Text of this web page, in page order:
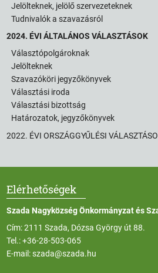
Jelölteknek, jelölő szervezeteknek
Tudnivalók a szavazásról
2024. ÉVI ÁLTALÁNOS VÁLASZTÁSOK
Választópolgároknak
Jelölteknek
Szavazóköri jegyzőkönyvek
Választási iroda
Választási bizottság
Határozatok, jegyzőkönyvek
2022. ÉVI ORSZÁGGYŰLÉSI
Elérhetőségek
Szada Nagyközség Önkormányzat és
Cím: 2111 Szada, Dózsa György út 88.
Tel.:+36-28-503-065
E-mail:szada@szada.hu